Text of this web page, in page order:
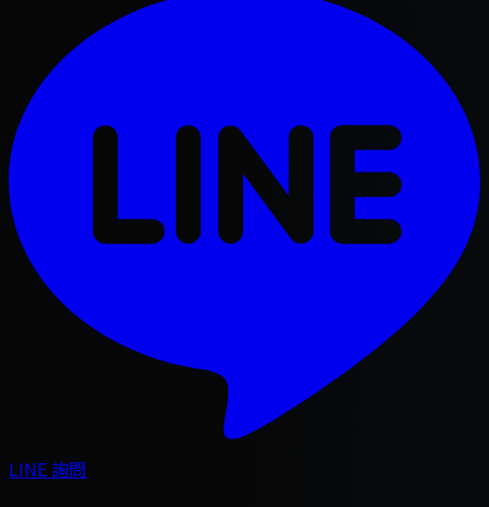
LINE 詢問